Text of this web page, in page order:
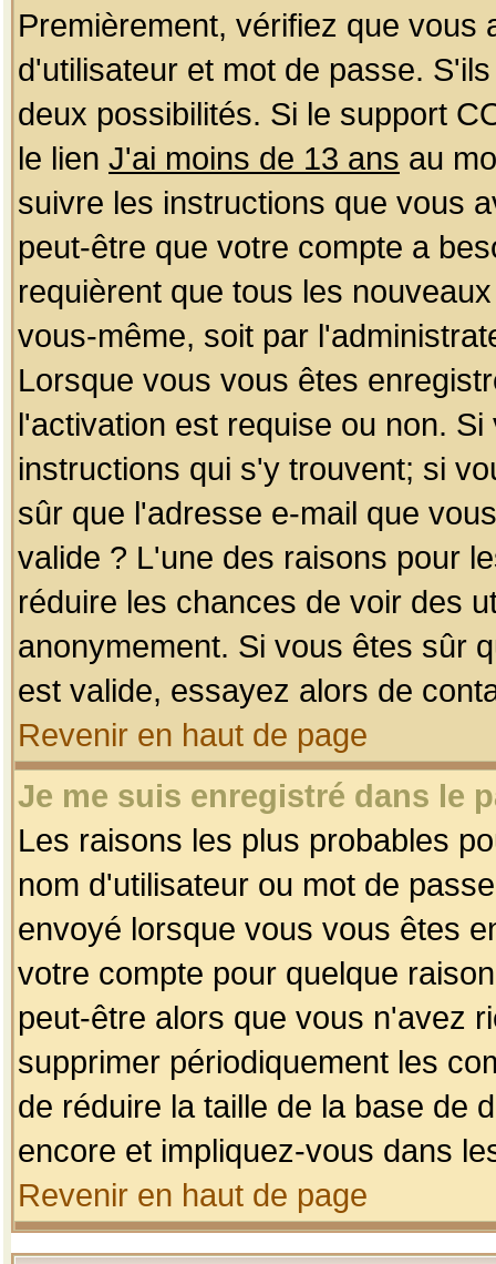
Premièrement, vérifiez que
d'utilisateur et mot de passe.
deux possibilités. Si le support
le lien J'ai moins de 13 ans au
suivre les instructions que vous
peut-être que votre compte a
requièrent que tous les
vous-même, soit par
Lorsque vous vous êtes
l'activation est requise ou non.
instructions qui s'y trouvent; si
sûr que l'adresse e-mail que
valide ? L'une des raisons pour
réduire les chances de voir des
anonymement. Si vous êtes sûr
est valide, essayez alors de
Revenir en haut de page
Je me suis enregistré dans le
Les raisons les plus probables
nom d'utilisateur ou mot de
envoyé lorsque vous vous êtes
votre compte pour quelque
peut-être alors que vous n'avez
supprimer périodiquement les
de réduire la taille de la base de
encore et impliquez-vous dans
Revenir en haut de page